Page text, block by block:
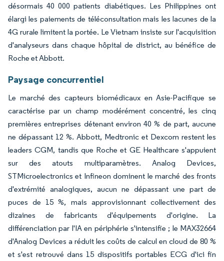
désormais 40 000 patients diabétiques. Les Philippines ont
élargi les paiements de téléconsultation mais les lacunes de la
4G rurale limitent la portée. Le Vietnam insiste sur l'acquisition
d'analyseurs dans chaque hôpital de district, au bénéfice de
Roche et Abbott.
Paysage concurrentiel
Le marché des capteurs biomédicaux en Asie-Pacifique se
caractérise par un champ modérément concentré, les cinq
premières entreprises détenant environ 40 % de part, aucune
ne dépassant 12 %. Abbott, Medtronic et Dexcom restent les
leaders CGM, tandis que Roche et GE Healthcare s'appuient
sur des atouts multiparamètres. Analog Devices,
STMicroelectronics et Infineon dominent le marché des fronts
d'extrémité analogiques, aucun ne dépassant une part de
puces de 15 %, mais approvisionnant collectivement des
dizaines de fabricants d'équipements d'origine. La
différenciation par l'IA en périphérie s'intensifie ; le MAX32664
d'Analog Devices a réduit les coûts de calcul en cloud de 80 %
et s'est retrouvé dans 15 dispositifs portables ECG d'ici fin